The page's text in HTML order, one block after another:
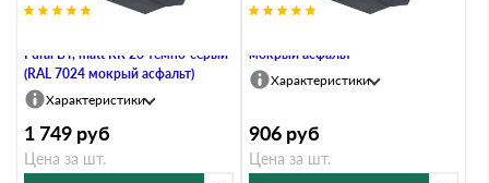
Pural BT, matt RR 23 темно-серый
(RAL 7024 мокрый асфальт)
Характеристики
1 749 руб
Цена за шт.
мокрый асфальт
Характеристики
906 руб
Цена за шт.